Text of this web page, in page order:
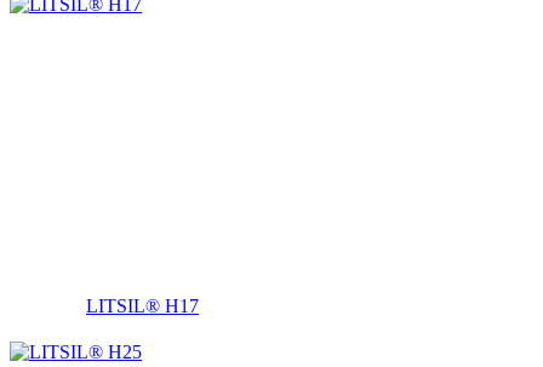
LITSIL® H17